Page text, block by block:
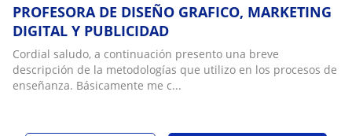
PROFESORA DE DISEÑO GRAFICO, MARKETING
DIGITAL Y PUBLICIDAD
Cordial saludo, a continuación presento una breve
descripción de la metodologías que utilizo en los procesos de
enseñanza. Básicamente me c...